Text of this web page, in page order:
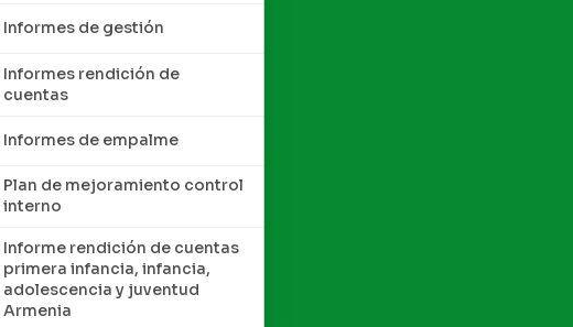
Informes de gestión
Informes rendición de
cuentas
Informes de empalme
Plan de mejoramiento control
interno
Informe rendición de cuentas
primera infancia, infancia,
adolescencia y juventud
Armenia